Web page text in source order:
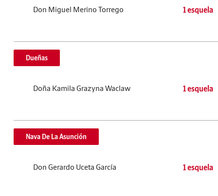
Don Miguel Merino Torrego 1 esquela
Dueñas
Doña Kamila Grazyna Waclaw 1 esquela
Nava De La Asunción
Don Gerardo Uceta García 1 esquela